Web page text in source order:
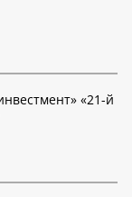
«21-й